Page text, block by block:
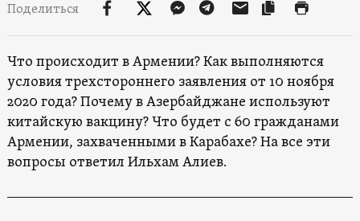
Поделиться
Что происходит в Армении? Как выполняются
условия трехстороннего заявления от 10 ноября
2020 года? Почему в Азербайджане используют
китайскую вакцину? Что будет с 60 гражданами
Армении, захваченными в Карабахе? На все эти
вопросы ответил Ильхам Алиев.